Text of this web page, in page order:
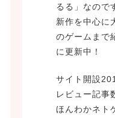
るる」なので
新作を中心に
のゲームまで
に更新中！
サイト開設
レビュー記事
ほんわかネト